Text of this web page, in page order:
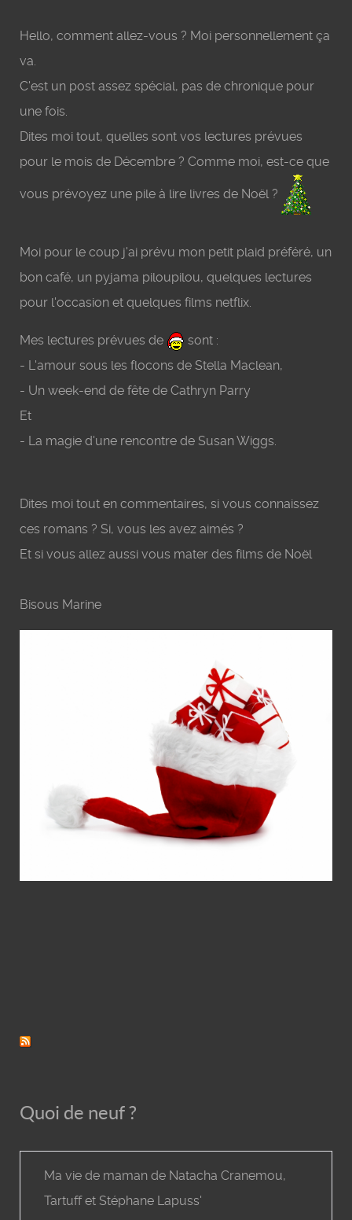
Hello, comment allez-vous ? Moi personnellement ça
va.
C'est un post assez spécial, pas de chronique pour
une fois.
Dites moi tout, quelles sont vos lectures prévues
pour le mois de Décembre ? Comme moi, est-ce que
vous prévoyez une pile à lire livres de Noël ?
Moi pour le coup j'ai prévu mon petit plaid préféré, un
bon café, un pyjama piloupilou, quelques lectures
pour l'occasion et quelques films netflix.
Mes lectures prévues de
sont :
- L'amour sous les flocons de Stella Maclean,
- Un week-end de fête de Cathryn Parry
Et
- La magie d'une rencontre de Susan Wiggs.
Dites moi tout en commentaires, si vous connaissez
ces romans ? Si, vous les avez aimés ?
Et si vous allez aussi vous mater des films de Noël
Bisous Marine
Quoi de neuf ?
Ma vie de maman de Natacha Cranemou,
Tartuff et Stéphane Lapuss'